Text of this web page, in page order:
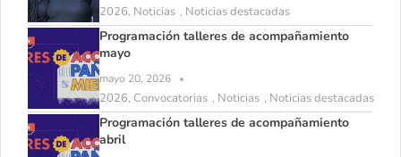
2026, Noticias , Noticias destacadas
Programación talleres de acompañamiento
mayo
mayo 20, 2026
2026, Convocatorias , Noticias , Noticias destacadas
Programación talleres de acompañamiento
abril